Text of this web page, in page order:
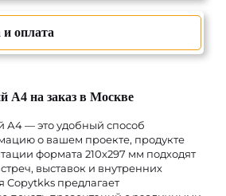
и оплата
А4 на заказ в Москве
А4 — это удобный способ
о вашем проекте, продукте
формата 210x297 мм подходят
выставок и внутренних
Copytkks предлагает